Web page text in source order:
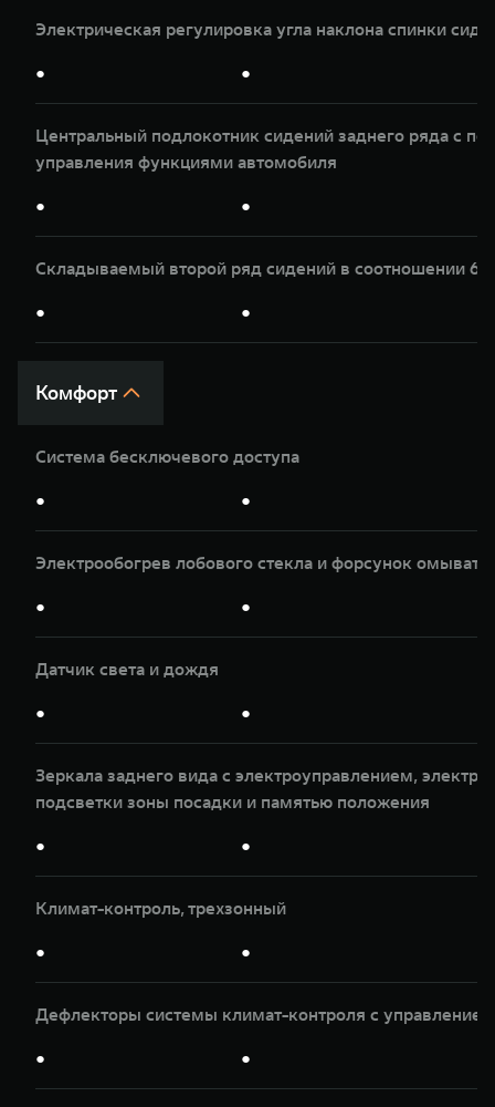
Электрическая регулировка угла наклона спинки
● ●
Центральный подлокотник сидений заднего ряда с
управления функциями автомобиля
● ●
Складываемый второй ряд сидений в соотношении
● ●
Комфорт
Система бесключевого доступа
● ●
Электрообогрев лобового стекла и форсунок
● ●
Датчик света и дождя
● ●
Зеркала заднего вида с электроуправлением,
подсветки зоны посадки и памятью положения
● ●
Климат-контроль, трeхзонный
● ●
Дефлекторы системы климат-контроля с
● ●